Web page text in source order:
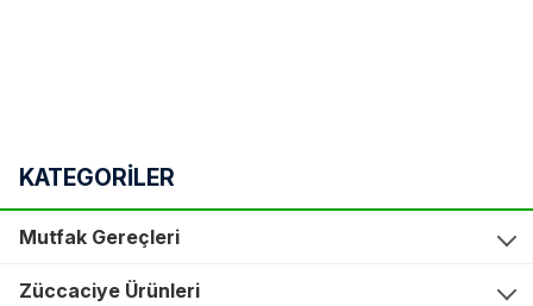
KATEGORİLER
Mutfak Gereçleri
Züccaciye Ürünleri